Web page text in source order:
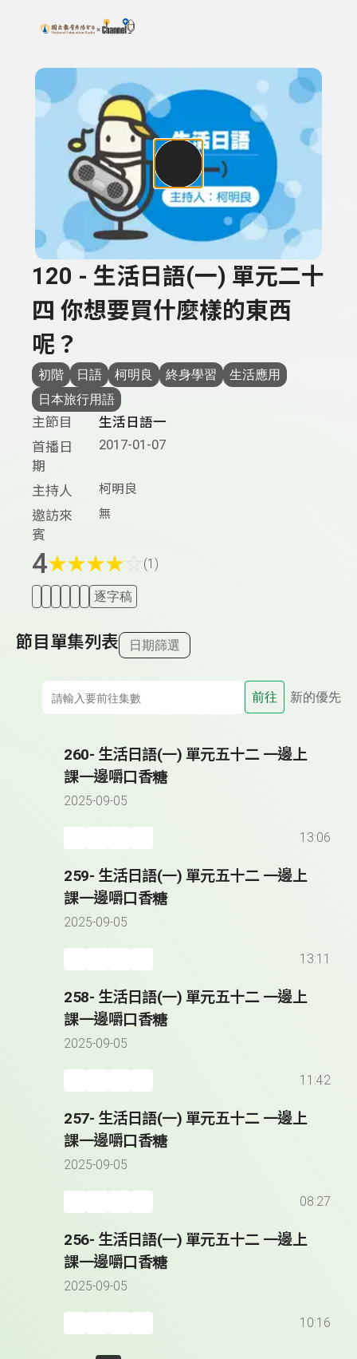
上方功能區塊
搜尋關鍵字：可輸入節目名稱、主持人或關鍵字
120 - 生活日語(一) 單元二十
四 你想要買什麼樣的東西
呢？
初階 日語 柯明良 終身學習
生活應用
日本旅行用語
主節目
生活日語一
首播日
期
2017-01-07
主持人 柯明良
邀訪來
賓
無
4★★★★ (1)
逐字稿
節目單集列表 日期篩選
前往 新的優先
260- 生活日語(一) 單元五十二 一邊上
課一邊嚼口香糖
2025-09-05
13:06
259- 生活日語(一) 單元五十二 一邊上
課一邊嚼口香糖
2025-09-05
13:11
258- 生活日語(一) 單元五十二 一邊上
課一邊嚼口香糖
2025-09-05
11:42
257- 生活日語(一) 單元五十二 一邊上
課一邊嚼口香糖
2025-09-05
08:27
256- 生活日語(一) 單元五十二 一邊上
課一邊嚼口香糖
2025-09-05
10:16